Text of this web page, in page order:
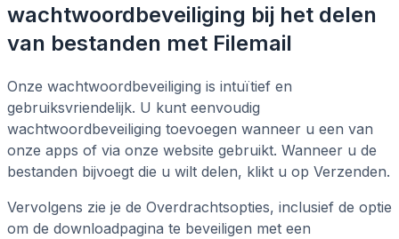
wachtwoordbeveiliging bij het delen
van bestanden met Filemail
Onze wachtwoordbeveiliging is intuïtief en
gebruiksvriendelijk. U kunt eenvoudig
wachtwoordbeveiliging toevoegen wanneer u een van
onze apps of via onze website gebruikt. Wanneer u de
bestanden bijvoegt die u wilt delen, klikt u op Verzenden.
Vervolgens zie je de Overdrachtsopties, inclusief de optie
om de downloadpagina te beveiligen met een